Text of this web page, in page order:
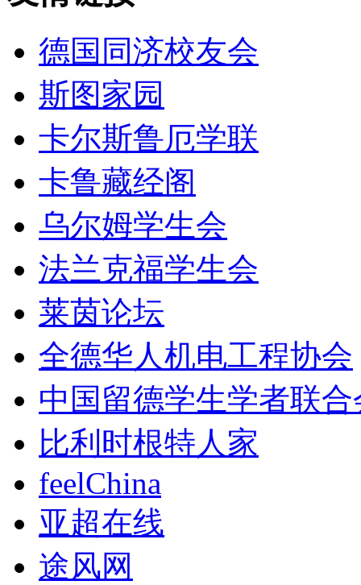
德国同济校友会
斯图家园
卡尔斯鲁厄学联
卡鲁藏经阁
乌尔姆学生会
法兰克福学生会
莱茵论坛
全德华人机电工程协会
中国留德学生学者联合
比利时根特人家
feelChina
亚超在线
途风网